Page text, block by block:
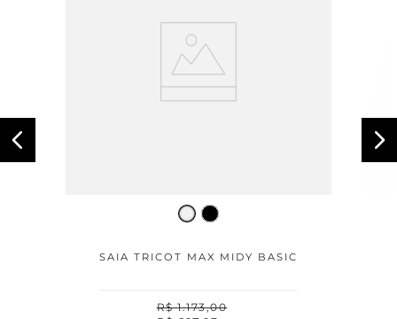
SAIA TRICOT MAX MIDY BASIC
R$ 1.173,00